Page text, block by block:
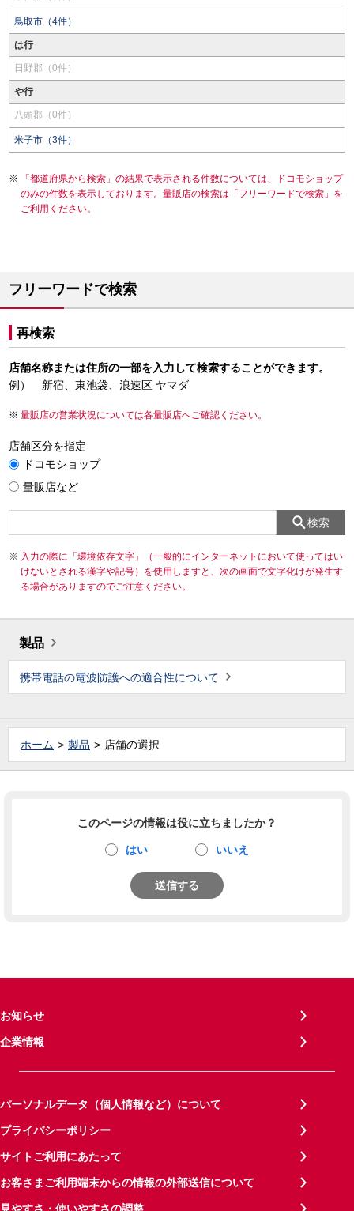
鳥取市（4件）
は行
日野郡（0件）
や行
八頭郡（0件）
米子市（3件）
「都道府県から検索」の結果で表示される件数については、ドコモショップ
のみの件数を表示しております。量販店の検索は「フリーワードで検索」を
ご利用ください。
フリーワードで検索
再検索
店舗名称または住所の一部を入力して検索することができます。
例） 新宿、東池袋、浪速区 ヤマダ
量販店の営業状況については各量販店へご確認ください。
店舗区分を指定
ドコモショップ
量販店など
検索
入力の際に「環境依存文字」（一般的にインターネットにおいて使ってはい
けないとされる漢字や記号）を使用しますと、次の画面で文字化けが発生す
る場合がありますのでご注意ください。
製品
携帯電話の電波防護への適合性について
ホーム 製品 店舗の選択
このページの情報は役に立ちましたか？
はい いいえ
送信する
お知らせ
企業情報
パーソナルデータ（個人情報など）について
プライバシーポリシー
サイトご利用にあたって
お客さまご利用端末からの情報の外部送信について
見やすさ・使いやすさの調整